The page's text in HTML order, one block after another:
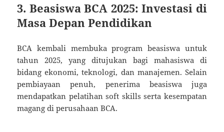
3. Beasiswa BCA 2025: Investasi di
Masa Depan Pendidikan
BCA kembali membuka program beasiswa untuk
tahun 2025, yang ditujukan bagi mahasiswa di
bidang ekonomi, teknologi, dan manajemen. Selain
pembiayaan penuh, penerima beasiswa juga
mendapatkan pelatihan soft skills serta kesempatan
magang di perusahaan BCA.